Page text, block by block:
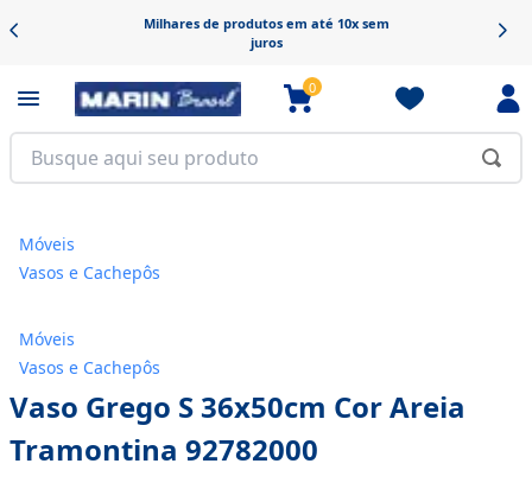
Milhares de produtos em até 10x sem
juros
0
Móveis
Vasos e Cachepôs
Móveis
Vasos e Cachepôs
Vaso Grego S 36x50cm Cor Areia
Tramontina 92782000